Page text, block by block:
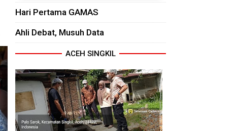
Hari Pertama GAMAS
Ahli Debat, Musuh Data
ACEH SINGKIL